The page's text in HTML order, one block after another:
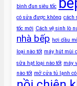
bình đun siêu tốc
có sửa được không cách
tốc mới Cách vệ sinh lò
nhà bếp hơi dầu
loại nào tốt máy hút mùi
sữa hạt loại nào tốt máy
nào tốt mở cửa tủ lạnh